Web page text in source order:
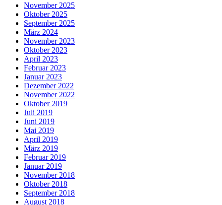
November 2025
Oktober 2025
September 2025
März 2024
November 2023
Oktober 2023
April 2023
Februar 2023
Januar 2023
Dezember 2022
November 2022
Oktober 2019
Juli 2019
Juni 2019
Mai 2019
April 2019
März 2019
Februar 2019
Januar 2019
November 2018
Oktober 2018
September 2018
August 2018